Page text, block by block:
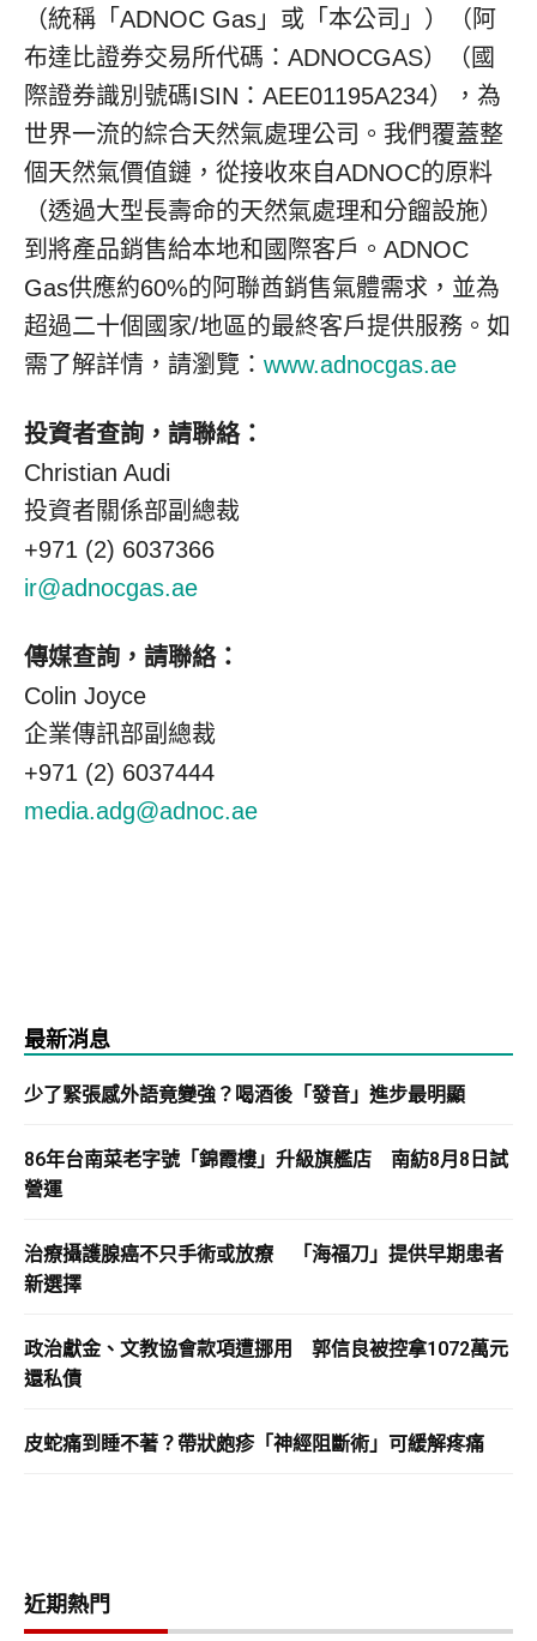
（統稱「ADNOC Gas」或「本公司」）（阿
布達比證券交易所代碼：ADNOCGAS）（國
際證券識別號碼ISIN：AEE01195A234），為
世界一流的綜合天然氣處理公司。我們覆蓋整
個天然氣價值鏈，從接收來自ADNOC的原料
（透過大型長壽命的天然氣處理和分餾設施）
到將產品銷售給本地和國際客戶。ADNOC
Gas供應約60%的阿聯酋銷售氣體需求，並為
超過二十個國家/地區的最終客戶提供服務。如
需了解詳情，請瀏覽： www.adnocgas.ae
投資者查詢，請聯絡：
Christian Audi
投資者關係部副總裁
+971 (2) 6037366
ir@adnocgas.ae
傳媒查詢，請聯絡：
Colin Joyce
企業傳訊部副總裁
+971 (2) 6037444
media.adg@adnoc.ae
最新消息
少了緊張感外語竟變強？喝酒後「發音」進步最明顯
86年台南菜老字號「錦霞樓」升級旗艦店 南紡8月8日試
營運
治療攝護腺癌不只手術或放療 「海福刀」提供早期患者
新選擇
政治獻金、文教協會款項遭挪用 郭信良被控拿1072萬元
還私債
皮蛇痛到睡不著？帶狀皰疹「神經阻斷術」可緩解疼痛
近期熱門